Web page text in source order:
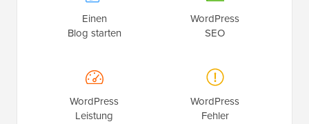
Einen
Blog starten
WordPress
SEO
WordPress
Leistung
WordPress
Fehler